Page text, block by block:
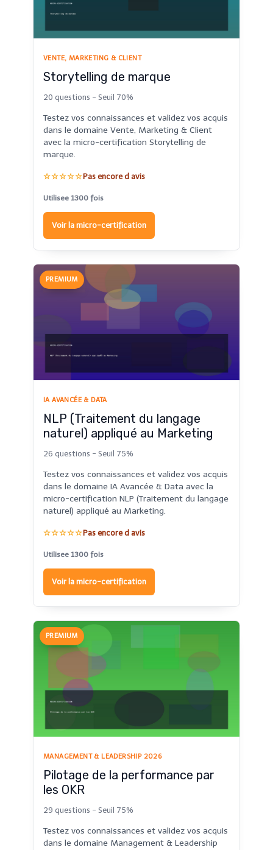
VENTE, MARKETING & CLIENT
Storytelling de marque
20 questions - Seuil 70%
Testez vos connaissances et validez vos acquis
dans le domaine Vente, Marketing & Client
avec la micro-certification Storytelling de
marque.
☆☆☆☆☆Pas encore d avis
Utilisee 1300 fois
Voir la micro-certification
PREMIUM
IA AVANCÉE & DATA
NLP (Traitement du langage
naturel) appliqué au Marketing
26 questions - Seuil 75%
Testez vos connaissances et validez vos acquis
dans le domaine IA Avancée & Data avec la
micro-certification NLP (Traitement du langage
naturel) appliqué au Marketing.
☆☆☆☆☆Pas encore d avis
Utilisee 1300 fois
Voir la micro-certification
PREMIUM
MANAGEMENT & LEADERSHIP 2026
Pilotage de la performance par
les OKR
29 questions - Seuil 75%
Testez vos connaissances et validez vos acquis
dans le domaine Management & Leadership